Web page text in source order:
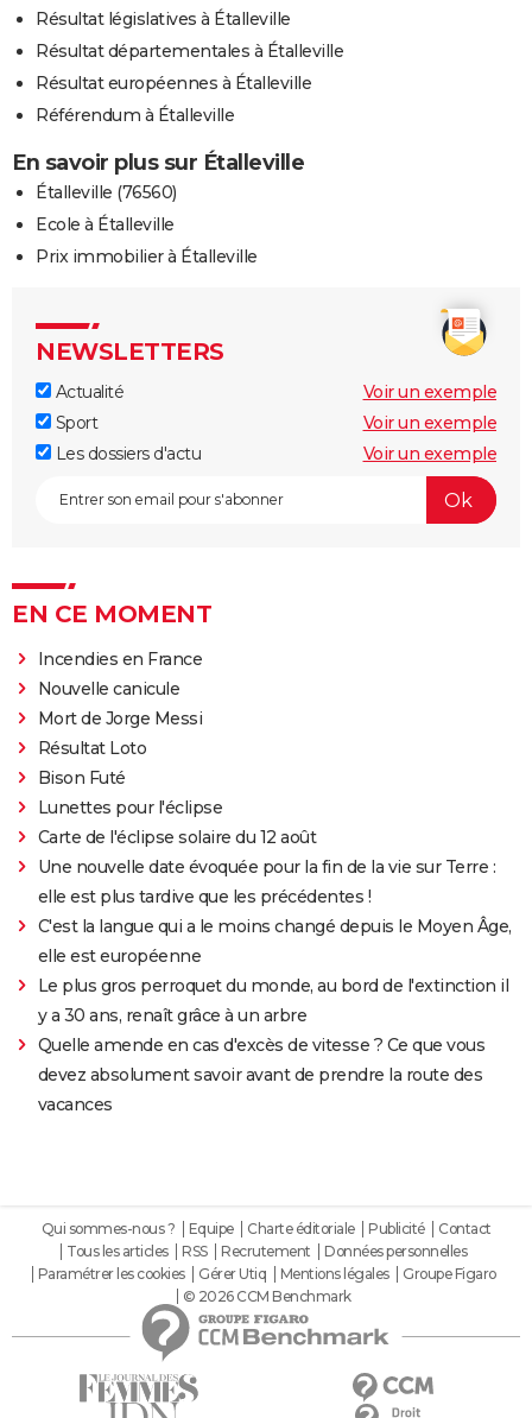
Résultat législatives à Étalleville
Résultat départementales à Étalleville
Résultat européennes à Étalleville
Référendum à Étalleville
En savoir plus sur Étalleville
Étalleville (76560)
Ecole à Étalleville
Prix immobilier à Étalleville
NEWSLETTERS
Actualité
Voir un exemple
Sport
Voir un exemple
Les dossiers d'actu
Voir un exemple
EN CE MOMENT
Incendies en France
Nouvelle canicule
Mort de Jorge Messi
Résultat Loto
Bison Futé
Lunettes pour l'éclipse
Carte de l'éclipse solaire du 12 août
Une nouvelle date évoquée pour la fin de la vie sur Terre :
elle est plus tardive que les précédentes !
C'est la langue qui a le moins changé depuis le Moyen Âge,
elle est européenne
Le plus gros perroquet du monde, au bord de l'extinction il
y a 30 ans, renaît grâce à un arbre
Quelle amende en cas d'excès de vitesse ? Ce que vous
devez absolument savoir avant de prendre la route des
vacances
Qui sommes-nous ? Equipe Charte éditoriale Publicité
Contact
Tous les articles
RSS Recrutement
Données personnelles
Paramétrer les cookies
Gérer Utiq Mentions légales
Groupe Figaro
© 2026 CCM Benchmark